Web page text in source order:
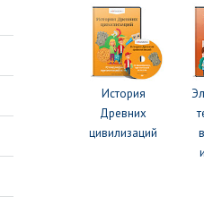
История
Древних
цивилизаций